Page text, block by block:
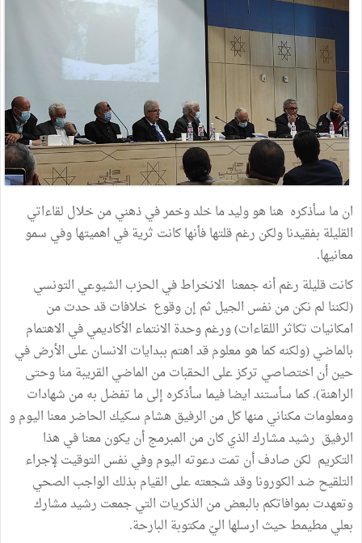
ان ما سأذكره هنا هو وليد ما خلد وخمر في ذهني من خلال لقاءاتي
القليلة بفقيدنا ولكن رغم قلتها فأنها كانت ثرية في اهميتها وفي سمو
معانيها.
كانت قليلة رغم أنه جمعنا الانخراط في الحزب الشيوعي التونسي
(لكننا لم نكن من نفس الجيل ثم إن وقوع خلافات قد حدت من
امكانيات تكاثر اللقاءات) ورغم وحدة الانتماء الأكاديمي في الاهتمام
بالماضي (ولكنه كما هو معلوم قد اهتم ببدايات الانسان على الأرض في
حين أن اختصاصي تركز على الحقبات من الماضي القريبة منا وحتى
الراهنة). كما سأستند ايضا فيما سأذكره إلى ما تفضل به من شهادات
ومعلومات مكناني منها كل من الرفيق هشام سكيك الحاضر معنا اليوم و
الرفيق رشيد مشارك الذي كان من المبرمج أن يكون معنا في هذا
التكريم لكن صادف أن تمت دعوته اليوم وفي نفس التوقيت لإجراء
التلقيح ضد الكورونا وقد شجعته على القيام بذلك الواجب الصحي
وتعهدت بموافاتكم بالبعض من الذكريات التي جمعت رشيد مشارك
بعلي مطيمط حيث ارسلها اليّ مكتوبة البارحة.